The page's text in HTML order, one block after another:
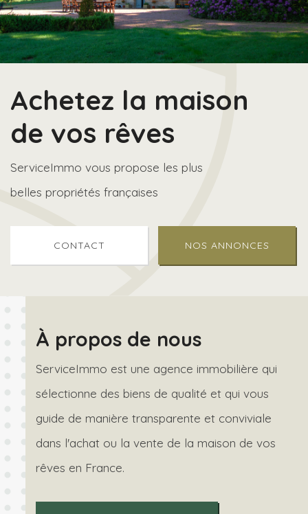
Achetez la maison
de vos rêves
ServiceImmo vous propose les plus
belles propriétés françaises
CONTACT NOS ANNONCES
À propos de nous
ServiceImmo est une agence immobilière qui
sélectionne des biens de qualité et qui vous
guide de manière transparente et conviviale
dans l'achat ou la vente de la maison de vos
rêves en France.